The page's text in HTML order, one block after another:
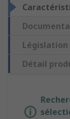
Détail